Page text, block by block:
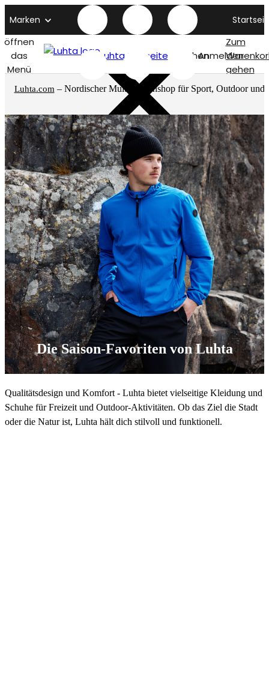
Marken
öffnen
das
Menü
Luhta titelseite SuchenAnmelden
Zum
gehen
Luhta.com – Nordischer Multimarkenshop für Sport, Outdoor und
Die Saison-Favoriten von Luhta
Qualitätsdesign und Komfort - Luhta bietet vielseitige Kleidung und
Schuhe für Freizeit und Outdoor-Aktivitäten. Ob das Ziel die Stadt
oder die Natur ist, Luhta hält dich stilvoll und funktionell.